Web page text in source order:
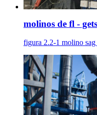
molinos de fl -
figura 2.2-1 molino sag